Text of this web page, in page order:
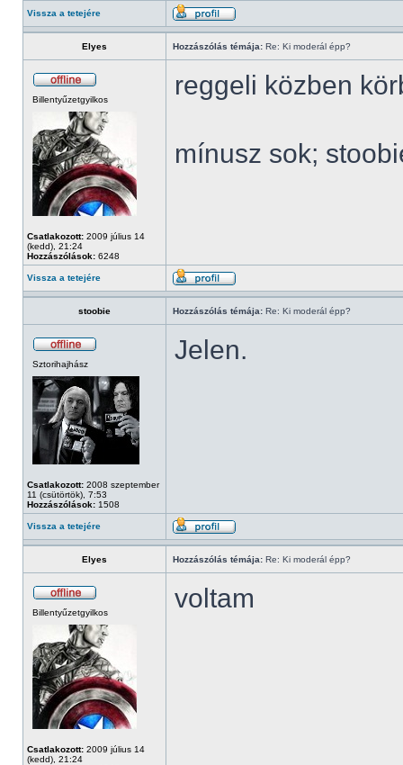
Vissza a tetejére
Elyes Hozzászólás témája: Re: Ki moderál épp?
Billentyűzetgyilkos
Csatlakozott: 2009 július 14
(kedd), 21:24
Hozzászólások: 6248
reggeli közben
mínusz sok;
Vissza a tetejére
stoobie Hozzászólás témája: Re: Ki moderál épp?
Sztorihajhász
Csatlakozott: 2008 szeptember
11 (csütörtök), 7:53
Hozzászólások: 1508
Jelen.
Vissza a tetejére
Elyes Hozzászólás témája: Re: Ki moderál épp?
Billentyűzetgyilkos
Csatlakozott: 2009 július 14
(kedd), 21:24
voltam